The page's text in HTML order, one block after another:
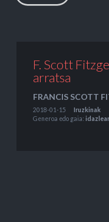
F. Scott
arratsa
FRANCIS SCOTT
2018-01-15
Iruzkinak
Generoa edo gaia: